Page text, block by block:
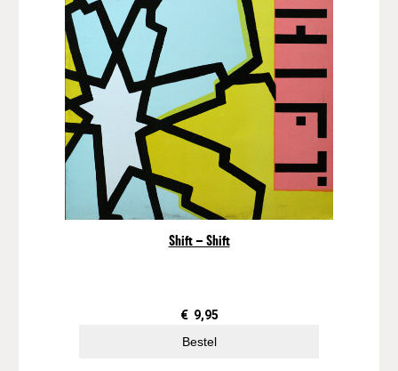
Shift – Shift
€ 9,95
Bestel